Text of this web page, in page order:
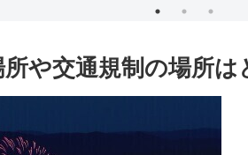
や交通規制の場所は